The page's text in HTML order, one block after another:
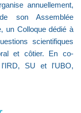
annuellement,
son Assemblée
un Colloque dédié à
scientifiques
et côtier. En co-
SU et l'UBO,